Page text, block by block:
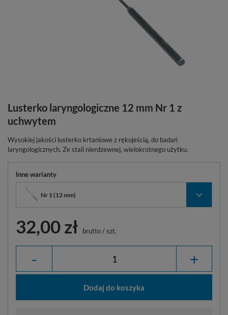
Lusterko laryngologiczne 12 mm Nr 1 z
uchwytem
Wysokiej jakości lusterko krtaniowe z rękojeścią, do badań
laryngologicznych. Ze stali nierdzewnej, wielokrotnego użytku.
Inne warianty
Nr 1 (12 mm)
32,00 zł brutto/szt.
- +
Dodaj do koszyka